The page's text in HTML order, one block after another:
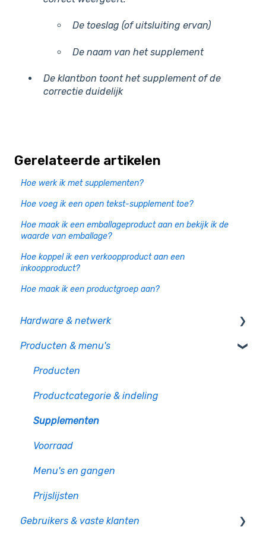
De toeslag (of uitsluiting ervan)
De naam van het supplement
De klantbon toont het supplement of de
correctie duidelijk
Gerelateerde artikelen
Hoe werk ik met supplementen?
Hoe voeg ik een open tekst-supplement toe?
Hoe maak ik een emballageproduct aan en bekijk ik de
waarde van emballage?
Hoe koppel ik een verkoopproduct aan een
inkoopproduct?
Hoe maak ik een productgroep aan?
Hardware & netwerk
Kassa
PIO
CCV pinautomaten
Randapparatuur
Mollie pinautomaten
PAX - Android pinautomaten
Bonnenprinters
Klantendisplay
Producten & menu's
Producten
Productcategorie & indeling
Supplementen
Voorraad
Menu's en gangen
Prijslijsten
Gebruikers & vaste klanten